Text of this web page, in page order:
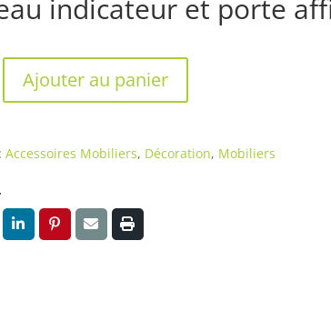
indicateur et porte
Ajouter au panier
Accessoires Mobiliers, Décoration, Mobiliers